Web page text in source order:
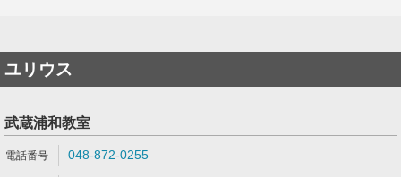
ユリウス
武蔵浦和教室
048-872-0255